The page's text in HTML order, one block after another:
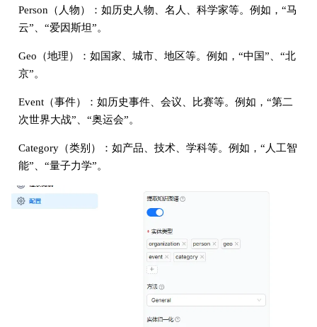
Person（人物）：如历史人物、名人、科学家等。例如，“马
云”、“爱因斯坦”。
Geo（地理）：如国家、城市、地区等。例如，“中国”、“北
京”。
Event（事件）：如历史事件、会议、比赛等。例如，“第二
次世界大战”、“奥运会”。
Category（类别）：如产品、技术、学科等。例如，“人工智
能”、“量子力学”。